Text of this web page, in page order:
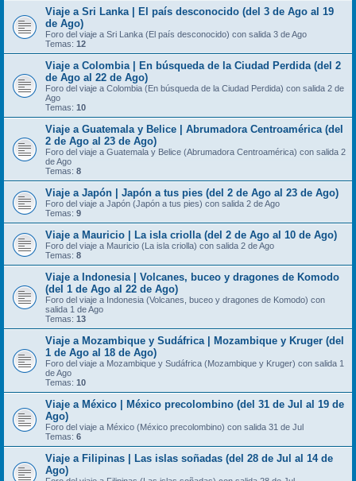
Viaje a Sri Lanka | El país desconocido (del 3 de Ago al 19
de Ago)
Foro del viaje a Sri Lanka (El país desconocido) con salida 3 de Ago
Temas: 12
Viaje a Colombia | En búsqueda de la Ciudad Perdida (del 2
de Ago al 22 de Ago)
Foro del viaje a Colombia (En búsqueda de la Ciudad Perdida) con salida 2 de
Ago
Temas: 10
Viaje a Guatemala y Belice | Abrumadora Centroamérica (del
2 de Ago al 23 de Ago)
Foro del viaje a Guatemala y Belice (Abrumadora Centroamérica) con salida 2
de Ago
Temas: 8
Viaje a Japón | Japón a tus pies (del 2 de Ago al 23 de Ago)
Foro del viaje a Japón (Japón a tus pies) con salida 2 de Ago
Temas: 9
Viaje a Mauricio | La isla criolla (del 2 de Ago al 10 de Ago)
Foro del viaje a Mauricio (La isla criolla) con salida 2 de Ago
Temas: 8
Viaje a Indonesia | Volcanes, buceo y dragones de Komodo
(del 1 de Ago al 22 de Ago)
Foro del viaje a Indonesia (Volcanes, buceo y dragones de Komodo) con
salida 1 de Ago
Temas: 13
Viaje a Mozambique y Sudáfrica | Mozambique y Kruger (del
1 de Ago al 18 de Ago)
Foro del viaje a Mozambique y Sudáfrica (Mozambique y Kruger) con salida 1
de Ago
Temas: 10
Viaje a México | México precolombino (del 31 de Jul al 19 de
Ago)
Foro del viaje a México (México precolombino) con salida 31 de Jul
Temas: 6
Viaje a Filipinas | Las islas soñadas (del 28 de Jul al 14 de
Ago)